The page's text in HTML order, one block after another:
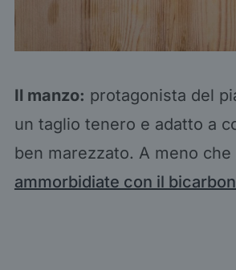
Il manzo: protagonista del
un taglio tenero e adatto a
ben marezzato. A meno che
ammorbidiate con il